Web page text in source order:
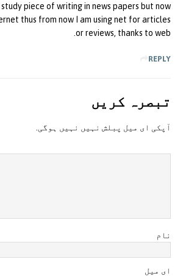
piece of writing in news papers but now
thus from now I am using net for articles
or reviews, thanks to web.
REPLY
تبصرہ کريں
آپکی ای ميل پبلش نہيں نہيں ہوگی.
نام
ای میل